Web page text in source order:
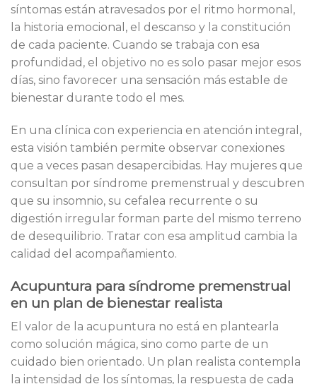
síntomas están atravesados por el ritmo hormonal,
la historia emocional, el descanso y la constitución
de cada paciente. Cuando se trabaja con esa
profundidad, el objetivo no es solo pasar mejor esos
días, sino favorecer una sensación más estable de
bienestar durante todo el mes.
En una clínica con experiencia en atención integral,
esta visión también permite observar conexiones
que a veces pasan desapercibidas. Hay mujeres que
consultan por síndrome premenstrual y descubren
que su insomnio, su cefalea recurrente o su
digestión irregular forman parte del mismo terreno
de desequilibrio. Tratar con esa amplitud cambia la
calidad del acompañamiento.
Acupuntura para síndrome premenstrual
en un plan de bienestar realista
El valor de la acupuntura no está en plantearla
como solución mágica, sino como parte de un
cuidado bien orientado. Un plan realista contempla
la intensidad de los síntomas, la respuesta de cada